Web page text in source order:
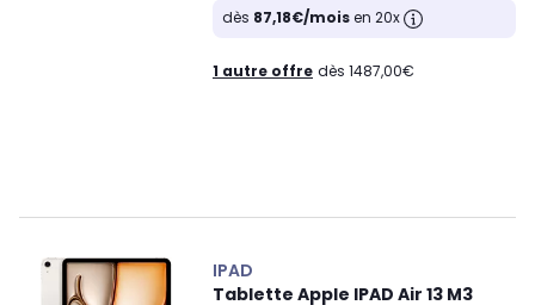
dès 87,18€/moisen 20x
1 autre offre dès 1487,00€
IPAD
Tablette Apple IPAD Air 13 M3